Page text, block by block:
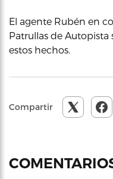
El agente Rubén en
Patrullas de
estos hechos.
Compartir